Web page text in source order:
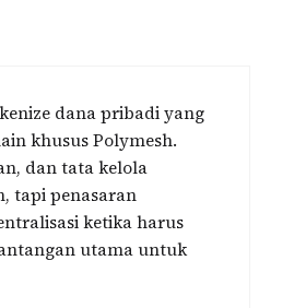
dana pribadi yang
khusus Polymesh.
dan tata kelola
tapi penasaran
ketika harus
utama untuk